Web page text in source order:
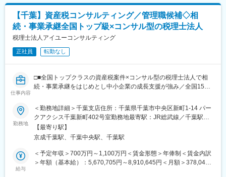
アや意見を事業に反映させやすい裁量の大きなポジションです。
・地域行政や地元企業との連携も多く、社会貢献性の高い仕事を
通じて、地域の活性化に直接貢献できます。
・リモートワーク相談可能な為、ご自身のライフスタイルに合わ
せた柔軟な働き方ができます。服装も自由で、個性を尊重する社
風です。
・業務プロセスの整理・可視化および改善提案の企画
・社内各部門および外部パートナーとの調整・コミュニケーショ
ン
・クライアント企業への改善提案やプロジェクト推進
・（必要に応じて）KPI設計や運用後の効果測定、改善サイクルの
構
■企業・仕事の魅力：
（1）業界シェアトップクラス：当社は全国のATMの監視運用アウ
トソーシング業務でトップクラスのシェアを誇るまでに成長して
スにも注力しています。
（2）就業環境：産休制度、育児休暇等の充実した制度があるた
め、働きやすい環境です。原則出社（一部リモートワークも相談
可）
近い環境です。役員陣にも「～さん」と呼べるほどフラットな環
境で、気持ちよく勤務することが可能です。
【千葉】資産税コンサルティング／管理職候補◇相
続・事業承継全国トップ級×コンサル型の税理士法人
税理士法人アイユーコンサルティング
正社員 転勤なし
仕事内容
□■全国トップクラスの資産税案件×コンサル型の税理士法人で相
続・事業承継をはじめとし中小企業の成長支援が強み／全国15拠
境■□
■業務内容：
当社にて、資産税コンサルティングをお任せします。
■具体的には：
◇資産税関連…相続税申告・贈与税申告・譲渡税申告・財産評
勤務地
＜勤務地詳細＞千葉支店住所：千葉県千葉市中央区新町1-14 パー
クアクシス千葉新町402号室勤務地最寄駅：JR総武線／千葉駅受
動喫煙対策：その他（敷地内禁煙（屋外喫煙可能場所あり））変
更の範囲：会社の定める事業所（リモートワーク含む）
【最寄り駅】
京成千葉駅、千葉中央駅、千葉駅
給与
＜予定年収＞700万円～1,100万円＜賃金形態＞年俸制＜賃金内訳
＞年額（基本給）：5,670,705円～8,910,645円＜月額＞378,047